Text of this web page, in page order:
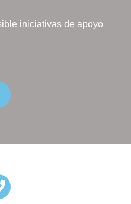
iniciativas de apoyo